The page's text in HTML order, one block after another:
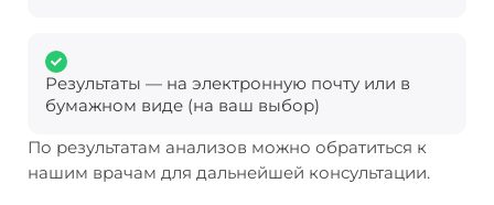
Результаты — на электронную почту или в
бумажном виде (на ваш выбор)
По результатам анализов можно обратиться к
нашим врачам для дальнейшей консультации.